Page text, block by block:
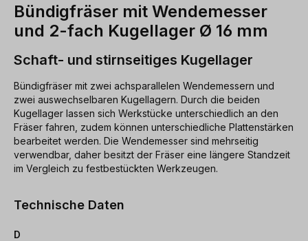
Bündigfräser mit Wendemesser
und 2-fach Kugellager Ø 16 mm
Schaft- und stirnseitiges Kugellager
Bündigfräser mit zwei achsparallelen Wendemessern und
zwei auswechselbaren Kugellagern. Durch die beiden
Kugellager lassen sich Werkstücke unterschiedlich an den
Fräser fahren, zudem können unterschiedliche Plattenstärken
bearbeitet werden. Die Wendemesser sind mehrseitig
verwendbar, daher besitzt der Fräser eine längere Standzeit
im Vergleich zu festbestückten Werkzeugen.
Technische Daten
D